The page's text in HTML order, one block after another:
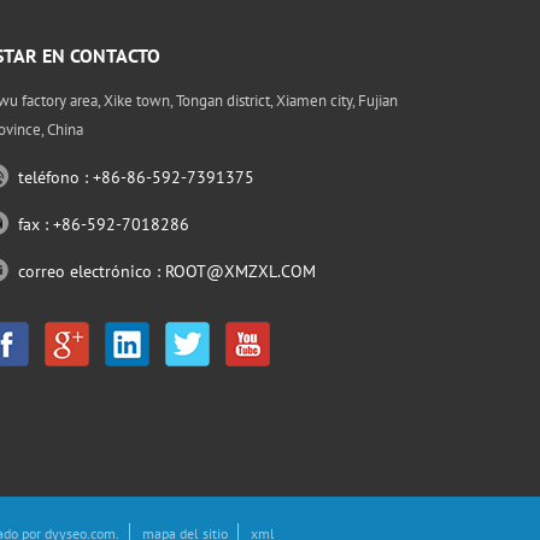
EN CONTACTO
factory area, Xike town, Tongan district, Xiamen city, Fujian
China
teléfono : +86-86-592-7391375
fax : +86-592-7018286
correo electrónico : ROOT@XMZXL.COM
por dyyseo.com. mapa del sitio xml